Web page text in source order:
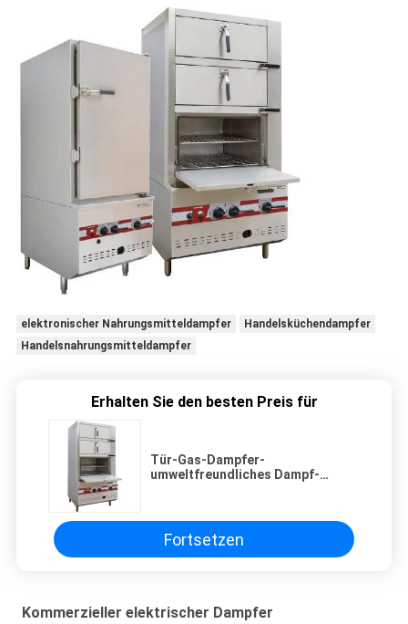
elektronischer Nahrungsmitteldampfer
Handelsküchendampfer
Handelsnahrungsmitteldampfer
Erhalten Sie den besten Preis für
Tür-Gas-Dampfer-
umweltfreundliches Dampf-
Fortsetzen
Kommerzieller elektrischer Dampfer